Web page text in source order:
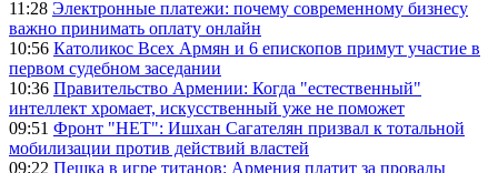
11:28 Электронные платежи: почему современному бизнесу
важно принимать оплату онлайн
10:56 Католикос Всех Армян и 6 епископов примут участие в
первом судебном заседании
10:36 Правительство Армении: Когда "естественный"
интеллект хромает, искусственный уже не поможет
09:51 Фронт "НЕТ": Ишхан Сагателян призвал к тотальной
мобилизации против действий властей
09:22 Пешка в игре титанов: Армения платит за провалы